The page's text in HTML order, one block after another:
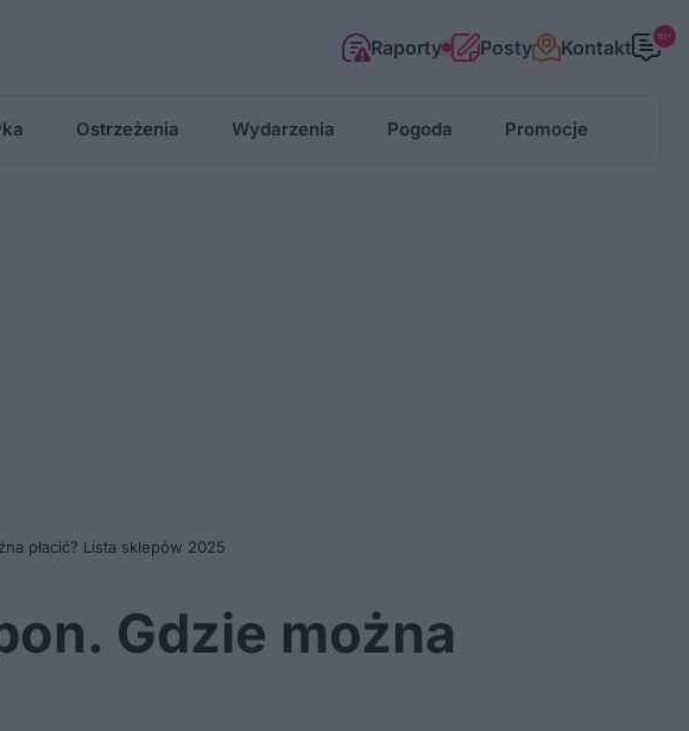
Raporty Posty Kontakt 99+
Ostrzeżenia Wydarzenia Pogoda Promocje
płacić? Lista sklepów 2025
Gdzie można